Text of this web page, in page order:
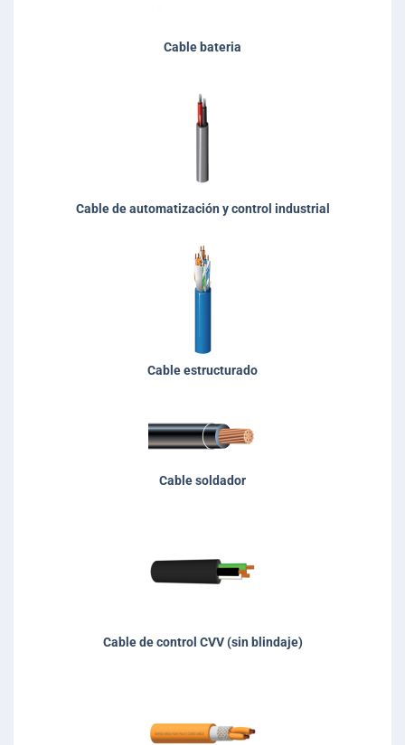
Cable bateria
Cable de automatización y control industrial
Cable estructurado
Cable soldador
Cable de control CVV (sin blindaje)